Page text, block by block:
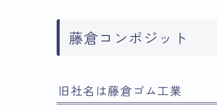
藤倉コンポジット
旧社名は藤倉ゴム工業